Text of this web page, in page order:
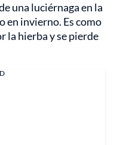
una luciérnaga en la
en invierno. Es como
la hierba y se pierde